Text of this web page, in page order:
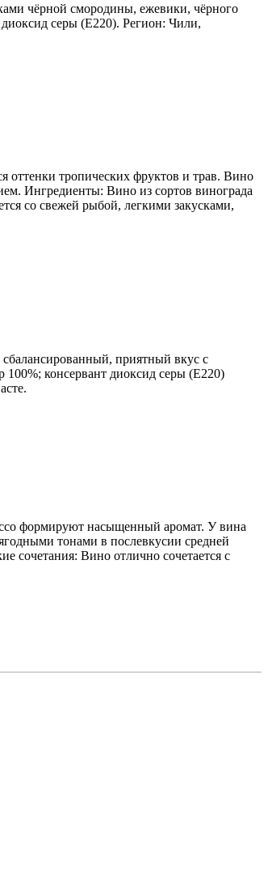
чёрной смородины, ежевики, чёрного
серы (Е220). Регион: Чили,
оттенки тропических фруктов и трав. Вино
Ингредиенты: Вино из сортов винограда
со свежей рыбой, легкими закусками,
приятный вкус с
консервант диоксид серы (Е220)
формируют насыщенный аромат. У вина
тонами в послевкусии средней
сочетания: Вино отлично сочетается с